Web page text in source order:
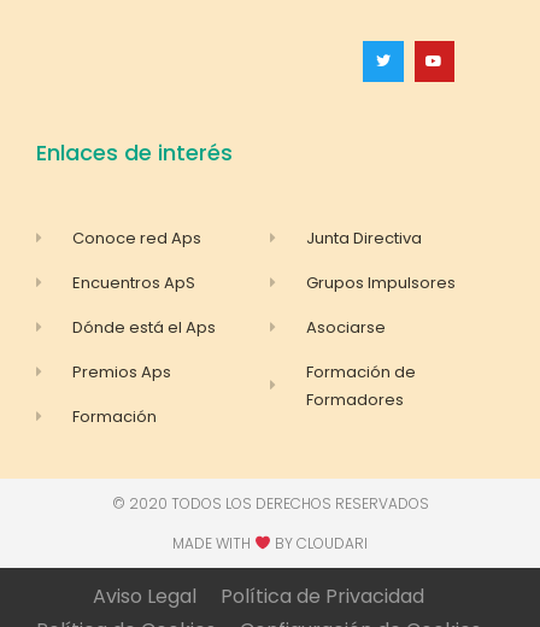
Enlaces de interés
Conoce red Aps
Encuentros ApS
Dónde está el Aps
Premios Aps
Formación
Junta Directiva
Grupos Impulsores
Asociarse
Formación de
Formadores
© 2020 TODOS LOS DERECHOS RESERVADOS
MADE WITH
BY CLOUDARI​
Aviso Legal
Política de Privacidad